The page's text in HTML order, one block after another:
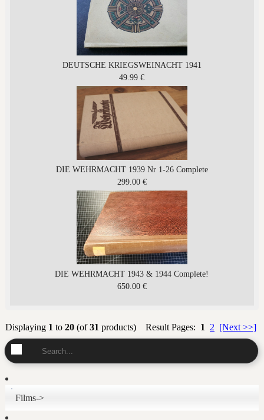
DEUTSCHE KRIEGSWEINACHT 1941
49.99 €
DIE WEHRMACHT 1939 Nr 1-26 Complete
299.00 €
DIE WEHRMACHT 1943 & 1944 Complete!
650.00 €
Result Pages: 1 2 [Next >>]
Displaying 1 to 20(of31 products)
Films->